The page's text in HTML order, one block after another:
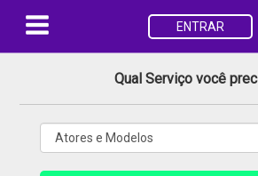
ENTRAR
Qual Serviço você